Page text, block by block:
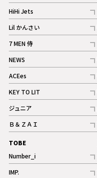
記事
HiHi Jets
記事
Lil かんさい
記事
7 MEN 侍
記事
NEWS
記事
ACEes
記事
KEY TO LIT
記事
ジュニア
記事
Ｂ＆ＺＡＩ
記事
TOBE
Number_i
記事
IMP.